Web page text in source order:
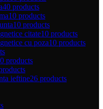
40 products
10 products
10 products
citate10 products
cu poza10 products
products
ieftine26 products